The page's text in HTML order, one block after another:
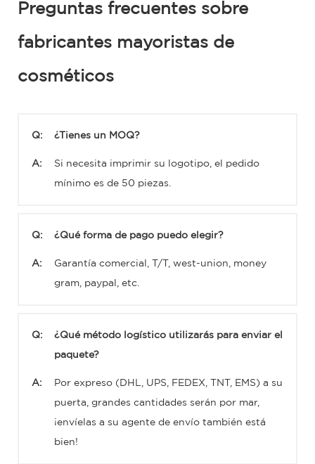
Preguntas frecuentes sobre
fabricantes mayoristas de
cosméticos
Q: ¿Tienes un MOQ?
A: Si necesita imprimir su logotipo, el pedido
mínimo es de 50 piezas.
Q: ¿Qué forma de pago puedo elegir?
A: Garantía comercial, T/T, west-union, money
gram, paypal, etc.
Q: ¿Qué método logístico utilizarás para enviar el
paquete?
A: Por expreso (DHL, UPS, FEDEX, TNT, EMS) a su
puerta, grandes cantidades serán por mar,
¡envíelas a su agente de envío también está
bien!